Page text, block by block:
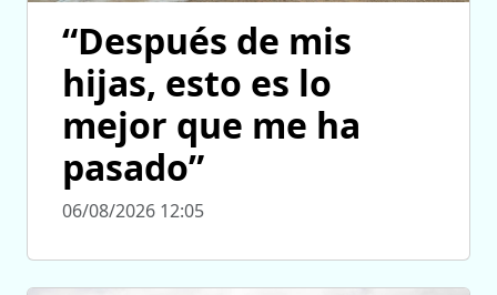
“Después de mis
hijas, esto es lo
mejor que me ha
pasado”
06/08/2026 12:05